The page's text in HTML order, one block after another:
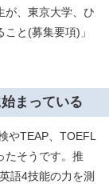
が、東京大学、ひ
と(募集要項)」
まっている
やTEAP、TOEFL
たそうです。推
語4技能の力を測